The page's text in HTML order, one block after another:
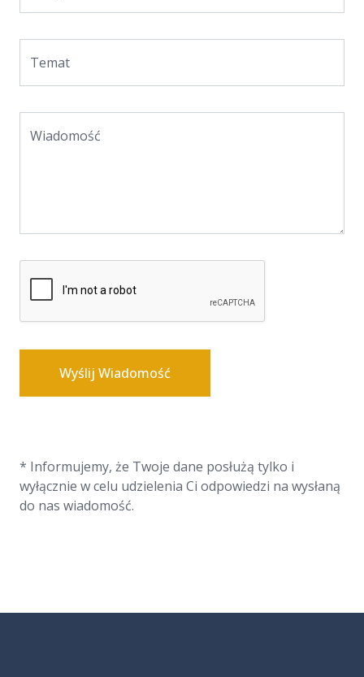
Temat
Wiadomość
Wyślij Wiadomość
* Informujemy, że Twoje dane posłużą tylko i
wyłącznie w celu udzielenia Ci odpowiedzi na wysłaną
do nas wiadomość.